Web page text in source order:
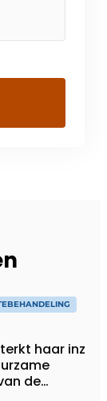
haar inzet
de